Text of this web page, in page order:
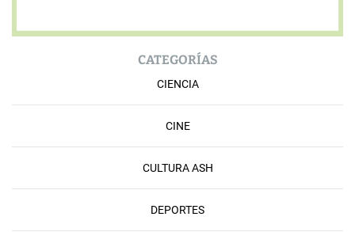
CATEGORÍAS
CIENCIA
CINE
CULTURA ASH
DEPORTES